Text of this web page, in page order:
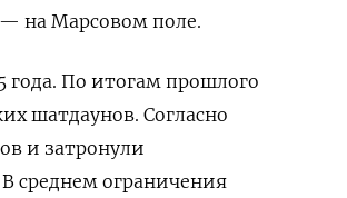
— на Марсовом поле.
года. По итогам прошлого
шатдаунов. Согласно
и затронули
среднем ограничения